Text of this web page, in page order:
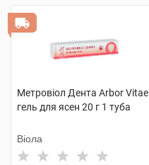
Метровіол Дента Arbor Vitae
гель для ясен 20 г 1 туба
Віола